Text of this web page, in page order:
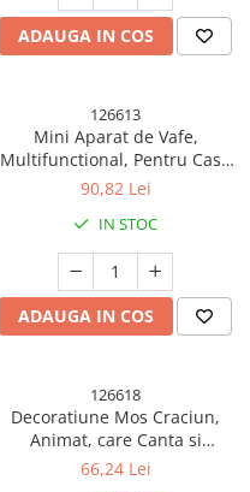
ADAUGA IN COS
126613
Mini Aparat de Vafe,
Multifunctional, Pentru Casa
si Calatorii, Compact, Usor de
18x14.5x9.3 cm, Rosu
90,82 Lei
IN STOC
ADAUGA IN COS
126618
Decoratiune Mos Craciun,
Animat, care Canta si
Danseaza, Imbracat Festiv, 30
66,24 Lei